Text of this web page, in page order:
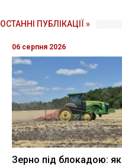
ОСТАННІ ПУБЛІКАЦІЇ »
06 серпня 2026
Зерно під блокадою: як